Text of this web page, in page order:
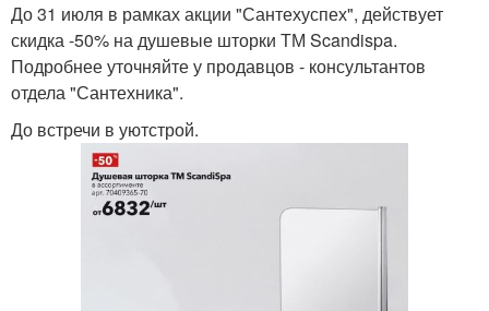
До 31 июля в рамках акции "Сантехуспех", действует
скидка -50% на душевые шторки ТМ Scandispa.
Подробнее уточняйте у продавцов - консультантов
отдела "Сантехника".
До встречи в уютстрой.